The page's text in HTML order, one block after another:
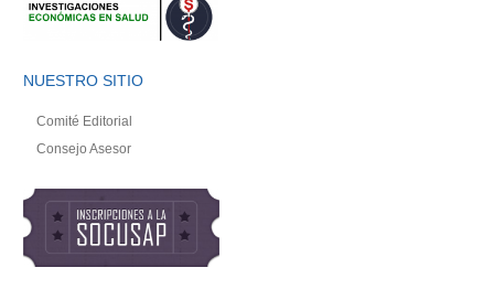
NUESTRO SITIO
Comité Editorial
Consejo Asesor